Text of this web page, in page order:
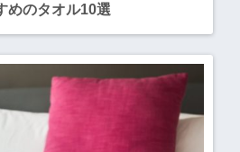
めのタオル10選